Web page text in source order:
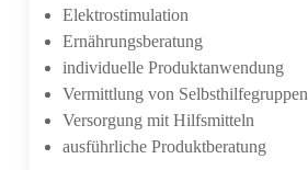
Elektrostimulation
Ernährungsberatung
individuelle Produktanwendung
Vermittlung von Selbsthilfegruppen
Versorgung mit Hilfsmitteln
ausführliche Produktberatung